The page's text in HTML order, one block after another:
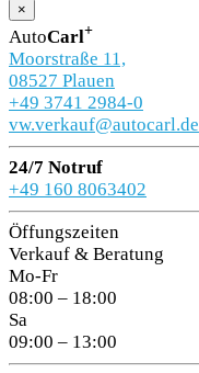
×
AutoCarl+
Moorstraße 11,
08527 Plauen
+49 3741 2984-0
vw.verkauf@autocarl.de
24/7 Notruf
+49 160 8063402
Öffungszeiten
Verkauf & Beratung
Mo-Fr
08:00 – 18:00
Sa
09:00 – 13:00